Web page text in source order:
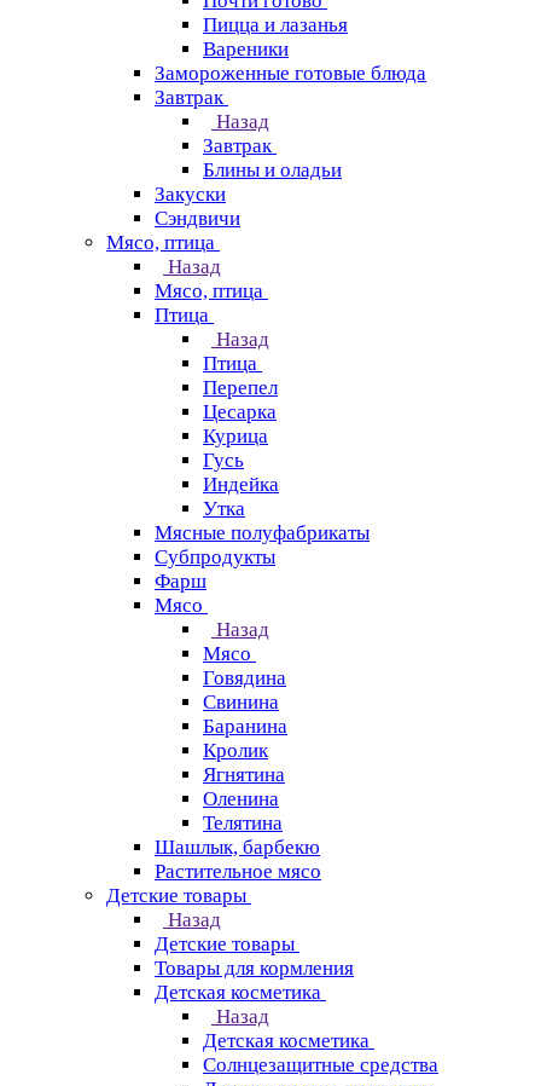
Пицца и лазанья
Вареники
Замороженные готовые блюда
Завтрак
Назад
Завтрак
Блины и оладьи
Закуски
Сэндвичи
Мясо, птица
Назад
Мясо, птица
Птица
Назад
Птица
Перепел
Цесарка
Курица
Гусь
Индейка
Утка
Мясные полуфабрикаты
Субпродукты
Фарш
Мясо
Назад
Мясо
Говядина
Свинина
Баранина
Кролик
Ягнятина
Оленина
Телятина
Шашлык, барбекю
Растительное мясо
Детские товары
Назад
Детские товары
Товары для кормления
Детская косметика
Назад
Детская косметика
Солнцезащитные средства